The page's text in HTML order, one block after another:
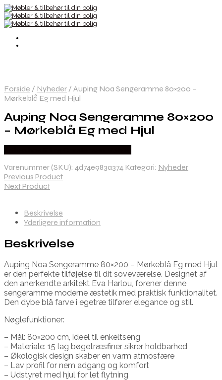
Forside / Nyheder / Auping Noa Sengeramme 80×200 –
Mørkeblå Eg med Hjul
Auping Noa Sengeramme 80×200
– Mørkeblå Eg med Hjul
Varenummer (SKU): 4d74e983a374 Kategori: Nyheder
Previous Product
Next Product
Beskrivelse
Yderligere information
Beskrivelse
Auping Noa Sengeramme 80×200 – Mørkeblå Eg med Hjul
er den perfekte tilføjelse til dit soveværelse. Designet af
den anerkendte arkitekt Eva Harlou, forener denne
sengeramme moderne æstetik med praktisk funktionalitet.
Den dybe blå farve i egetræ tilfører elegance og stil.
Nøglefunktioner:
– Mål: 80×200 cm, ideel til enkeltseng
– Materiale: 15 lag bøgetræsfiner sikrer holdbarhed
– Økologisk design skaber en varm atmosfære
– Lav profil for nem adgang og komfort
– Udstyret med hjul for let flytning